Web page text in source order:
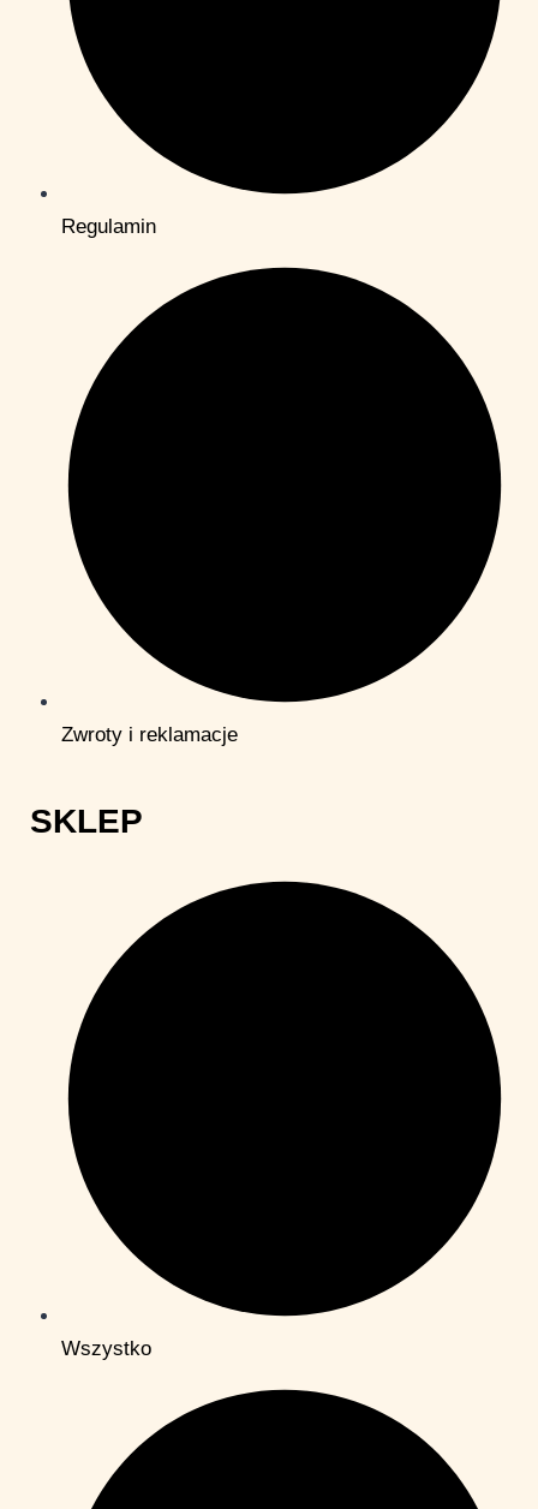
Regulamin
Zwroty i reklamacje
SKLEP
Wszystko